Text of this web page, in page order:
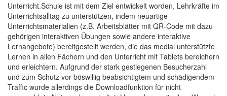
Unterricht.Schule ist mit dem Ziel entwickelt worden, Lehrkräfte im
Unterrichtsalltag zu unterstützen, indem neuartige
Unterrichtsmaterialien (z.B. Arbeitsblätter mit QR-Code mit dazu
gehörigen interaktiven Übungen sowie andere interaktive
Lernangebote) bereitgestellt werden, die das medial unterstützte
Lernen in allen Fächern und den Unterricht mit Tablets bereichern
und erleichtern. Aufgrund der stark gestiegenen Besucherzahl
und zum Schutz vor böswillig beabsichtigtem und schädigendem
Traffic wurde allerdings die Downloadfunktion für nicht